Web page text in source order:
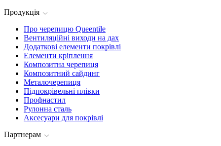
Продукція
Про черепицю Queentile
Вентиляційні виходи на дах
Додаткові елементи покрівлі
Елементи кріплення
Композитна черепиця
Композитний сайдинг
Металочерепиця
Підпокрівельні плівки
Профнастил
Рулонна сталь
Аксесуари для покрівлі
Партнерам